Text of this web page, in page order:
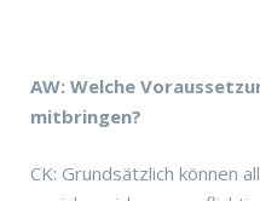
AW: Welche
mitbringen?
CK: Grundsätzlich können